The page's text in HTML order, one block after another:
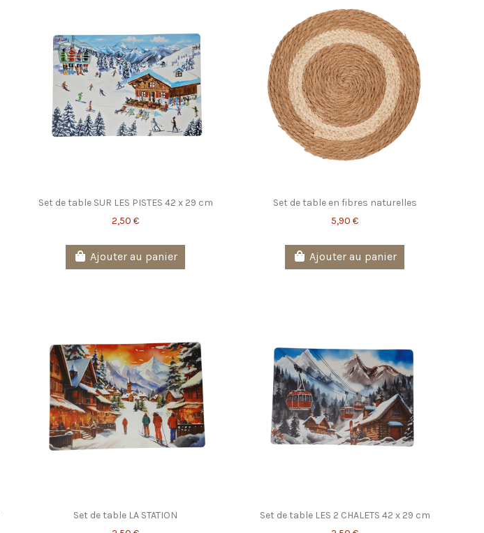
Set de table SUR LES PISTES 42 x 29 cm
2,50 €
Ajouter au panier
Set de table en fibres naturelles
5,90 €
Ajouter au panier
Set de table LA STATION
Set de table LES 2 CHALETS 42 x 29 cm